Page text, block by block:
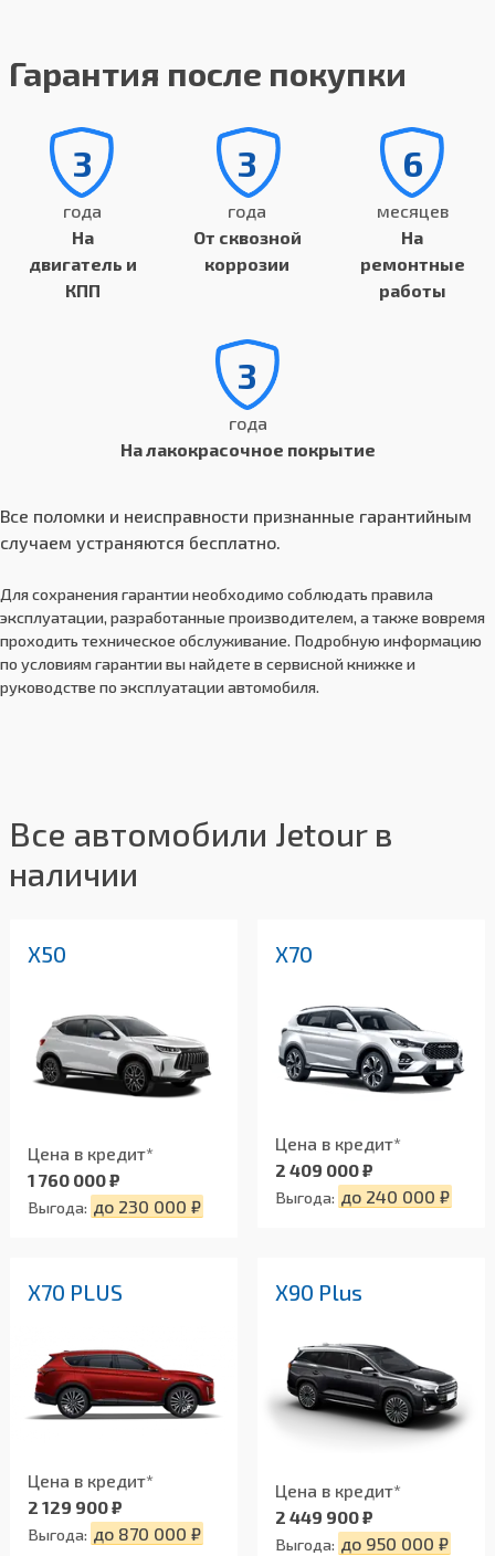
Гарантия после покупки
3
года
На
двигатель и
КПП
3
года
От сквозной
коррозии
6
месяцев
На
ремонтные
работы
3
года
На лакокрасочное покрытие
Все поломки и неисправности признанные гарантийным
случаем устраняются бесплатно.
Для сохранения гарантии необходимо соблюдать правила
эксплуатации, разработанные производителем, а также вовремя
проходить техническое обслуживание. Подробную информацию
по условиям гарантии вы найдете в сервисной книжке и
руководстве по эксплуатации автомобиля.
Все автомобили Jetour в
наличии
X50
Цена в кредит*
1 760 000 ₽
Выгода: до 230 000 ₽
X70
Цена в кредит*
2 409 000 ₽
Выгода: до 240 000 ₽
X70 PLUS
Цена в кредит*
2 129 900 ₽
Выгода: до 870 000 ₽
X90 Plus
Цена в кредит*
2 449 900 ₽
Выгода: до 950 000 ₽